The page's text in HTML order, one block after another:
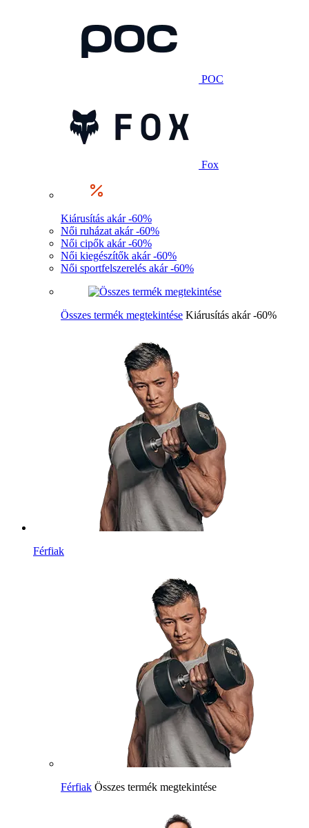
POC
Fox
Kiárusítás akár -60%
Női ruházat akár -60%
Női cipők akár -60%
Női kiegészítők akár -60%
Női sportfelszerelés akár -60%
Összes termék megtekintése Kiárusítás akár -60%
Férfiak
Férfiak Összes termék megtekintése